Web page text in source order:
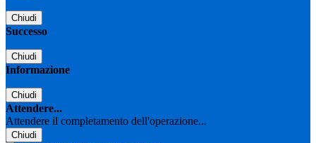
Chiudi
Successo
Chiudi
Informazione
Chiudi
Attendere...
Attendere il completamento dell'operazione...
Chiudi